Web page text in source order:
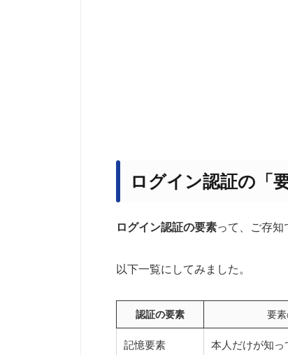
ログイン認証の「
ログイン認証の要素って、ご存知
以下一覧にしてみました。
認証の要素 要
記憶要素
本人だけが知っ